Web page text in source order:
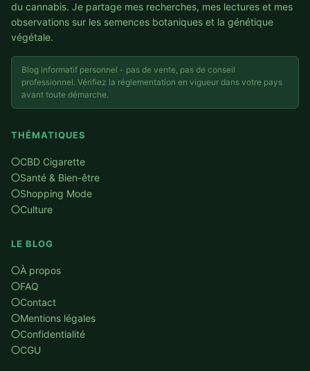
du cannabis. Je partage mes recherches, mes lectures et mes
observations sur les semences botaniques et la génétique
végétale.
Blog informatif personnel - pas de vente, pas de conseil
professionnel. Vérifiez la réglementation en vigueur dans votre pays
avant toute démarche.
THÉMATIQUES
CBD Cigarette
Santé & Bien-être
Shopping Mode
Culture
LE BLOG
À propos
FAQ
Contact
Mentions légales
Confidentialité
CGU